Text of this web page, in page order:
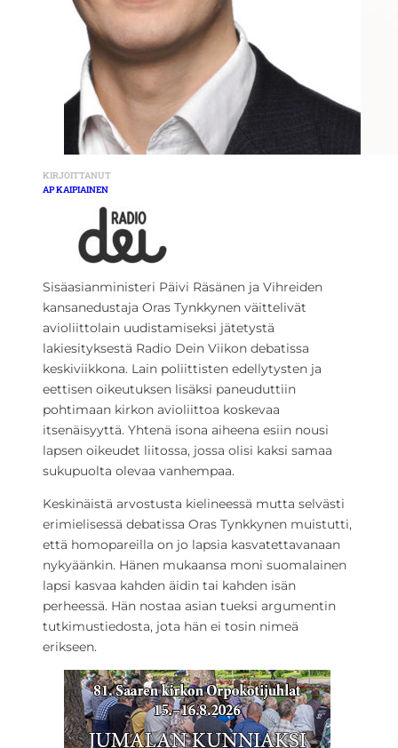
KIRJOITTANUT
AP KAIPIAINEN
Sisäasianministeri Päivi Räsänen ja Vihreiden
kansanedustaja Oras Tynkkynen väittelivät
avioliittolain uudistamiseksi jätetystä
lakiesityksestä Radio Dein Viikon debatissa
keskiviikkona. Lain poliittisten edellytysten ja
eettisen oikeutuksen lisäksi paneuduttiin
pohtimaan kirkon avioliittoa koskevaa
itsenäisyyttä. Yhtenä isona aiheena esiin nousi
lapsen oikeudet liitossa, jossa olisi kaksi samaa
sukupuolta olevaa vanhempaa.
Keskinäistä arvostusta kielineessä mutta selvästi
erimielisessä debatissa Oras Tynkkynen muistutti,
että homopareilla on jo lapsia kasvatettavanaan
nykyäänkin. Hänen mukaansa moni suomalainen
lapsi kasvaa kahden äidin tai kahden isän
perheessä. Hän nostaa asian tueksi argumentin
tutkimustiedosta, jota hän ei tosin nimeä
erikseen.